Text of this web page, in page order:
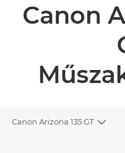
Üzleti termékek
Canon
Canon Arizona 135 GT